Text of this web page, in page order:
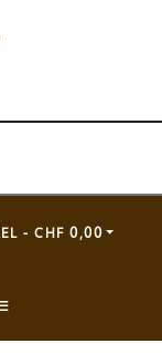
- CHF 0,00